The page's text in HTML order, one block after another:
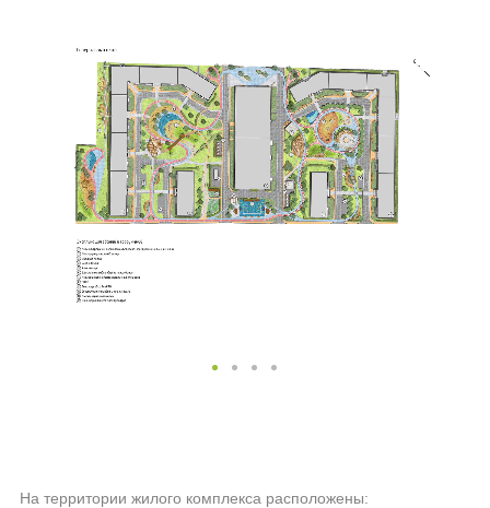
На территории жилого комплекса расположены: